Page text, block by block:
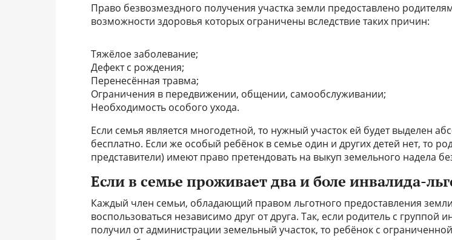
Право безвозмездного получения участка земли предоставлено
возможности здоровья которых ограничены вследствие таких причин:
Тяжёлое заболевание;
Дефект с рождения;
Перенесённая травма;
Ограничения в передвижении, общении, самообслуживании;
Необходимость особого ухода.
Если семья является многодетной, то нужный участок ей будет выделен
бесплатно. Если же особый ребёнок в семье один и других детей нет, то
представители) имеют право претендовать на выкуп земельного надела
Если в семье проживает два и боле инвалида-
Каждый член семьи, обладающий правом льготного предоставления
воспользоваться независимо друг от друга. Так, если родитель с группой
получил от администрации земельный участок, то ребёнок с ограниченной